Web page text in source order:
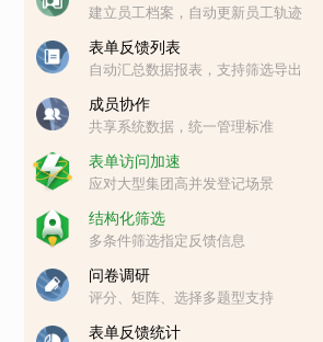
建立员工档案，自动更新员工轨迹
表单反馈列表
自动汇总数据报表，支持筛选导出
成员协作
共享系统数据，统一管理标准
表单访问加速
应对大型集团高并发登记场景
结构化筛选
多条件筛选指定反馈信息
问卷调研
评分、矩阵、选择多题型支持
表单反馈统计